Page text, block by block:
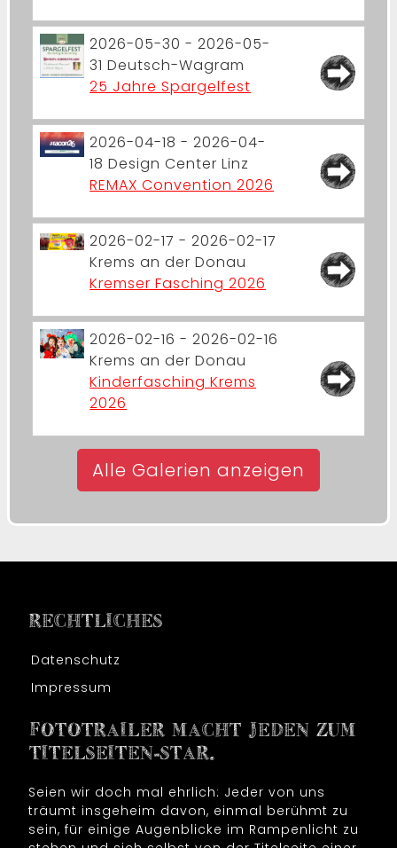
2026-05-30 - 2026-05-
31 Deutsch-Wagram
25 Jahre Spargelfest
2026-04-18 - 2026-04-
18 Design Center Linz
REMAX Convention 2026
2026-02-17 - 2026-02-17
Krems an der Donau
Kremser Fasching 2026
2026-02-16 - 2026-02-16
Krems an der Donau
Kinderfasching Krems
2026
Alle Galerien anzeigen
RECHTLICHES
Datenschutz
Impressum
FOTOTRAILER MACHT JEDEN ZUM
TITELSEITEN-STAR.
Seien wir doch mal ehrlich: Jeder von uns
träumt insgeheim davon, einmal berühmt zu
sein, für einige Augenblicke im Rampenlicht zu